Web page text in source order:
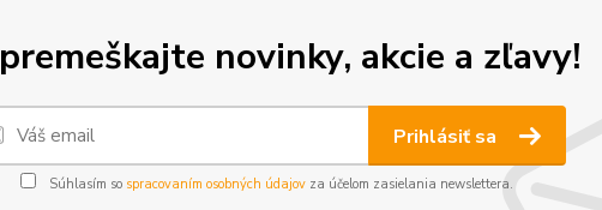
novinky, akcie a zľavy!
Prihlásiť sa
Súhlasím so spracovaním osobných údajovza účelom zasielania newslettera.